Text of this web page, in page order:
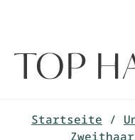
Startseite /